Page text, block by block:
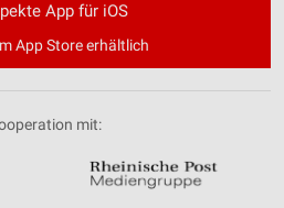
App für iOS
App Store erhältlich
mit: